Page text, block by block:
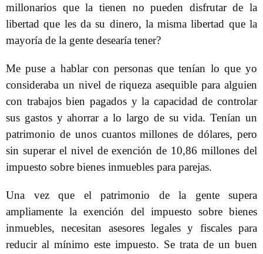
millonarios que la tienen no pueden disfrutar de la
libertad que les da su dinero, la misma libertad que la
mayoría de la gente desearía tener?
Me puse a hablar con personas que tenían lo que yo
consideraba un nivel de riqueza asequible para alguien
con trabajos bien pagados y la capacidad de controlar
sus gastos y ahorrar a lo largo de su vida. Tenían un
patrimonio de unos cuantos millones de dólares, pero
sin superar el nivel de exención de 10,86 millones del
impuesto sobre bienes inmuebles para parejas.
Una vez que el patrimonio de la gente supera
ampliamente la exención del impuesto sobre bienes
inmuebles, necesitan asesores legales y fiscales para
reducir al mínimo este impuesto. Se trata de un buen